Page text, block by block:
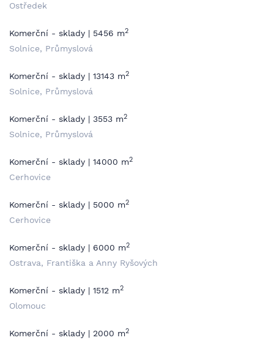
Ostředek
Komerční - sklady | 5456 m2
Solnice, Průmyslová
Komerční - sklady | 13143 m2
Solnice, Průmyslová
Komerční - sklady | 3553 m2
Solnice, Průmyslová
Komerční - sklady | 14000 m2
Cerhovice
Komerční - sklady | 5000 m2
Cerhovice
Komerční - sklady | 6000 m2
Ostrava, Františka a Anny Ryšových
Komerční - sklady | 1512 m2
Olomouc
Komerční - sklady | 2000 m2